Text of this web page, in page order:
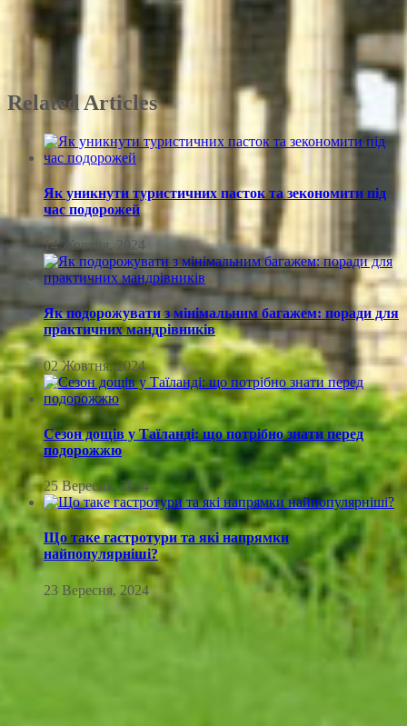
Related Articles
Як уникнути туристичних пасток та зекономити під
час подорожей
14 Жовтня, 2024
Як подорожувати з мінімальним багажем: поради для
практичних мандрівників
02 Жовтня, 2024
Сезон дощів у Таїланді: що потрібно знати перед
подорожжю
25 Вересня, 2024
Що таке гастротури та які напрямки
найпопулярніші?
23 Вересня, 2024